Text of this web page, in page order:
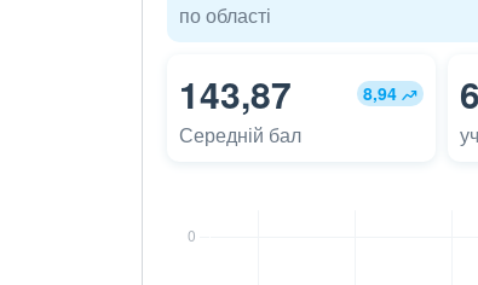
по області
143,87 8,94
Середній бал
6